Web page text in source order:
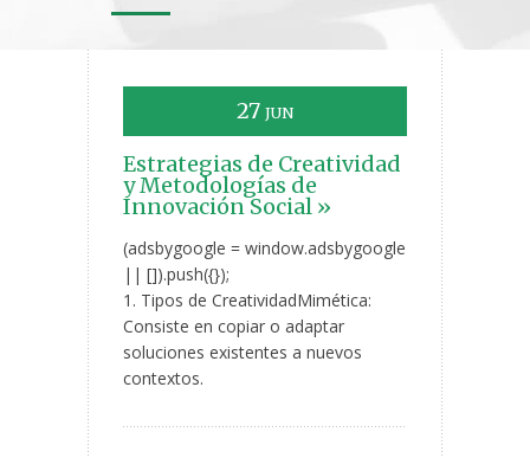
27 JUN
Estrategias de Creatividad
y Metodologías de
Innovación Social »
(adsbygoogle = window.adsbygoogle
|| []).push({});
1. Tipos de CreatividadMimética:
Consiste en copiar o adaptar
soluciones existentes a nuevos
contextos.